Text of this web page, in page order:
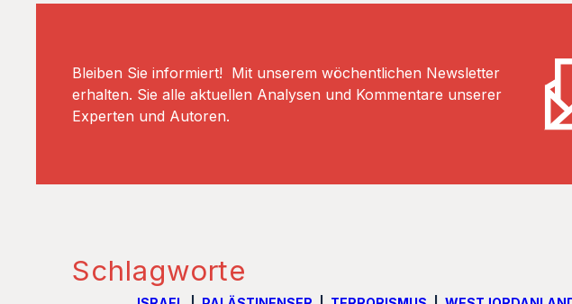
Bleiben Sie informiert! Mit unserem wöchentlichen Newsletter
erhalten. Sie alle aktuellen Analysen und Kommentare unserer
Experten und Autoren.
Schlagworte